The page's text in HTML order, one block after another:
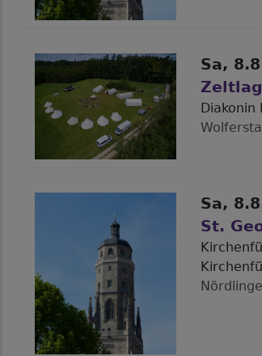
Sa,
Diakonin
Sa,
St.